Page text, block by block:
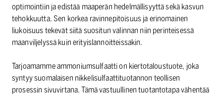
optimointiin ja edistää maaperän hedelmällisyyttä sekä kasvun
tehokkuutta. Sen korkea ravinnepitoisuus ja erinomainen
liukoisuus tekevät siitä suositun valinnan niin perinteisessä
maanviljelyssä kuin erityislannoitteissakin.
Tarjoamamme ammoniumsulfaatti on kiertotaloustuote, joka
syntyy suomalaisen nikkelisulfaattituotannon teollisen
prosessin sivuvirtana. Tämä vastuullinen tuotantotapa vähentää